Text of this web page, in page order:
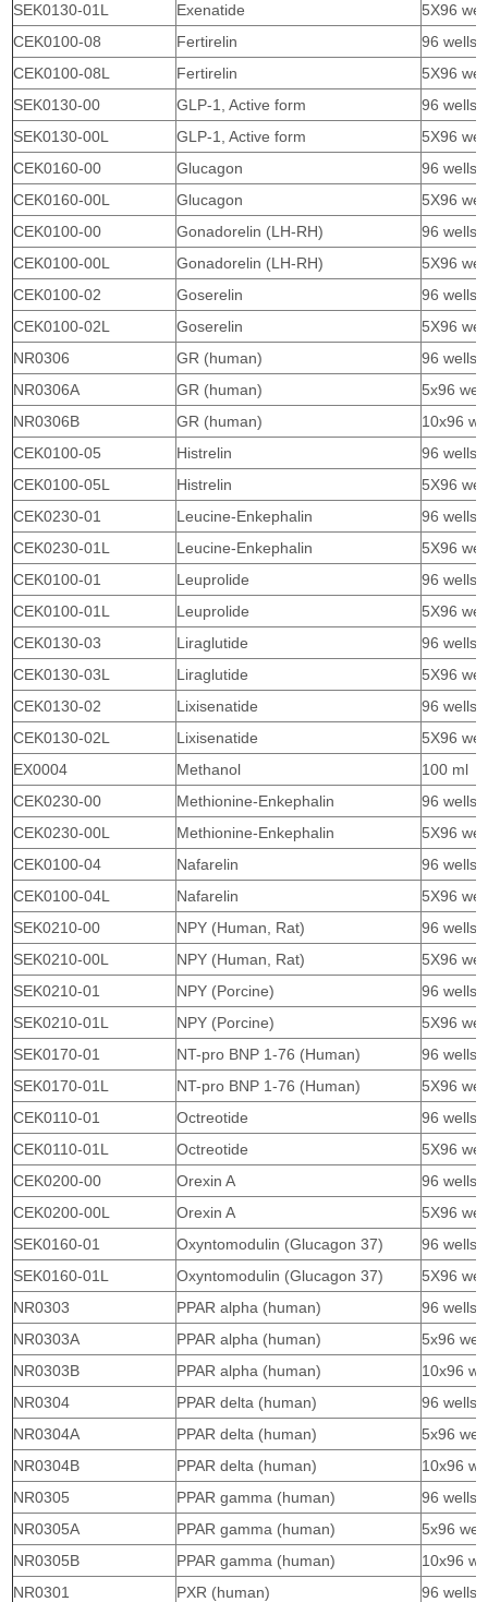
SEK0130-01L
Exenatide
5X96
CEK0100-08
Fertirelin
96 wells
CEK0100-08L
Fertirelin
5X96
SEK0130-00
GLP-1, Active form
96 wells
SEK0130-00L
GLP-1, Active form
5X96
CEK0160-00
Glucagon
96 wells
CEK0160-00L
Glucagon
5X96
CEK0100-00
Gonadorelin (LH-RH)
96 wells
CEK0100-00L
Gonadorelin (LH-RH)
5X96
CEK0100-02
Goserelin
96 wells
CEK0100-02L
Goserelin
5X96
NR0306
GR (human)
96 wells
NR0306A
GR (human)
5x96
NR0306B
GR (human)
10x96
CEK0100-05
Histrelin
96 wells
CEK0100-05L
Histrelin
5X96
CEK0230-01
Leucine-Enkephalin
96 wells
CEK0230-01L
Leucine-Enkephalin
5X96
CEK0100-01
Leuprolide
96 wells
CEK0100-01L
Leuprolide
5X96
CEK0130-03
Liraglutide
96 wells
CEK0130-03L
Liraglutide
5X96
CEK0130-02
Lixisenatide
96 wells
CEK0130-02L
Lixisenatide
5X96
EX0004
Methanol
100 ml
CEK0230-00
Methionine-Enkephalin
96 wells
CEK0230-00L
Methionine-Enkephalin
5X96
CEK0100-04
Nafarelin
96 wells
CEK0100-04L
Nafarelin
5X96
SEK0210-00
NPY (Human, Rat)
96 wells
SEK0210-00L
NPY (Human, Rat)
5X96
SEK0210-01
NPY (Porcine)
96 wells
SEK0210-01L
NPY (Porcine)
5X96
SEK0170-01
NT-pro BNP 1-76 (Human)
96 wells
SEK0170-01L
NT-pro BNP 1-76 (Human)
5X96
CEK0110-01
Octreotide
96 wells
CEK0110-01L
Octreotide
5X96
CEK0200-00
Orexin A
96 wells
CEK0200-00L
Orexin A
5X96
SEK0160-01
Oxyntomodulin (Glucagon 37)
96 wells
SEK0160-01L
Oxyntomodulin (Glucagon 37)
5X96
NR0303
PPAR alpha (human)
96 wells
NR0303A
PPAR alpha (human)
5x96
NR0303B
PPAR alpha (human)
10x96
NR0304
PPAR delta (human)
96 wells
NR0304A
PPAR delta (human)
5x96
NR0304B
PPAR delta (human)
10x96
NR0305
PPAR gamma (human)
96 wells
NR0305A
PPAR gamma (human)
5x96
NR0305B
PPAR gamma (human)
10x96
NR0301
PXR (human) 96 wells